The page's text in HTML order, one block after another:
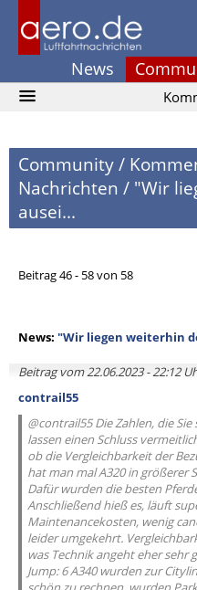
News
Community/
Nachrichten / "Wir
ausei...
Beitrag 46 - 58 von 58
News: "Wir liegen weiterhin
Beitrag vom 22.06.2023 - 22:12
contrail55
@contrail55 Die Zahlen, die
lassen einen Schluss
ob die Vergleichbarkeit der
hat man mal A320 in größerer
Dafür wurden die besten
Anschließend hieß es, läuft
Maintenancekosten, wenig
leider umgekehrt.
was Technik angeht eher sehr
Jump: 6 A340 wurden zur